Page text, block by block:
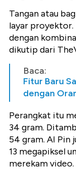
Tangan atau
layar proyektor.
dengan
dikutip dari
Baca:
Fitur Baru
dengan
Perangkat itu
34 gram.
54 gram. AI Pin
13 megapiksel
merekam video.